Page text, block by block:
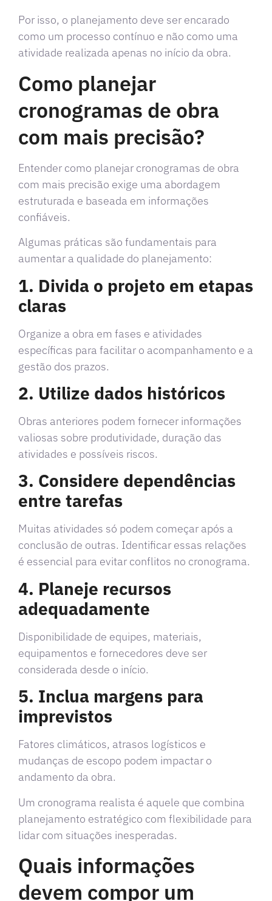
Por isso, o planejamento deve ser encarado
como um processo contínuo e não como uma
atividade realizada apenas no início da obra.
Como planejar
cronogramas de obra
com mais precisão?
Entender como planejar cronogramas de obra
com mais precisão exige uma abordagem
estruturada e baseada em informações
confiáveis.
Algumas práticas são fundamentais para
aumentar a qualidade do planejamento:
1. Divida o projeto em etapas
claras
Organize a obra em fases e atividades
específicas para facilitar o acompanhamento e a
gestão dos prazos.
2. Utilize dados históricos
Obras anteriores podem fornecer informações
valiosas sobre produtividade, duração das
atividades e possíveis riscos.
3. Considere dependências
entre tarefas
Muitas atividades só podem começar após a
conclusão de outras. Identificar essas relações
é essencial para evitar conflitos no cronograma.
4. Planeje recursos
adequadamente
Disponibilidade de equipes, materiais,
equipamentos e fornecedores deve ser
considerada desde o início.
5. Inclua margens para
imprevistos
Fatores climáticos, atrasos logísticos e
mudanças de escopo podem impactar o
andamento da obra.
Um cronograma realista é aquele que combina
planejamento estratégico com flexibilidade para
lidar com situações inesperadas.
Quais informações
devem compor um